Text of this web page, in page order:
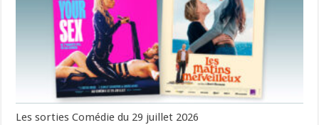
Les sorties Comédie du 29 juillet 2026